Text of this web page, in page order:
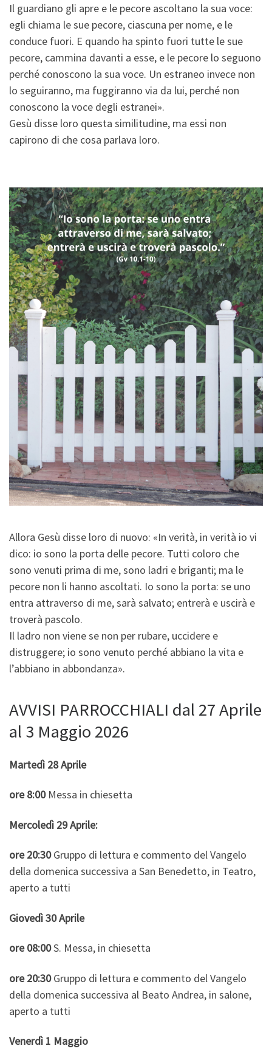
Il guardiano gli apre e le pecore ascoltano la sua voce:
egli chiama le sue pecore, ciascuna per nome, e le
conduce fuori. E quando ha spinto fuori tutte le sue
pecore, cammina davanti a esse, e le pecore lo seguono
perché conoscono la sua voce. Un estraneo invece non
lo seguiranno, ma fuggiranno via da lui, perché non
conoscono la voce degli estranei».
Gesù disse loro questa similitudine, ma essi non
capirono di che cosa parlava loro.
Allora Gesù disse loro di nuovo: «In verità, in verità io vi
dico: io sono la porta delle pecore. Tutti coloro che
sono venuti prima di me, sono ladri e briganti; ma le
pecore non li hanno ascoltati. Io sono la porta: se uno
entra attraverso di me, sarà salvato; entrerà e uscirà e
troverà pascolo.
Il ladro non viene se non per rubare, uccidere e
distruggere; io sono venuto perché abbiano la vita e
l’abbiano in abbondanza».
AVVISI PARROCCHIALI dal 27 Aprile
al 3 Maggio 2026
Martedì 28 Aprile
ore 8:00Messa in chiesetta
Mercoledì 29 Aprile:
ore 20:30Gruppo di lettura e commento del Vangelo
della domenica successiva a San Benedetto, in Teatro,
aperto a tutti
Giovedì 30 Aprile
ore 08:00S. Messa, in chiesetta
ore 20:30Gruppo di lettura e commento del Vangelo
della domenica successiva al Beato Andrea, in salone,
aperto a tutti
Venerdì 1 Maggio